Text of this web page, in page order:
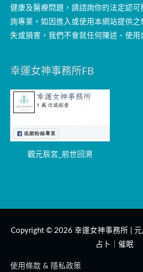
健康及醫療問題，請諮詢你的法定認
詢專業。如因進入或使用本網站提供
失或損害，我們不會就任何陳述、使用
幸運女神事務所FB
觀元辰宮_前世回溯
Copyright © 2026 幸運女神事務所 |
占卜｜催眠
使用條款 & 隱私政策